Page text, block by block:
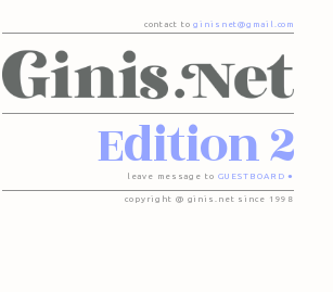
contact toginisnet@gmail.com
Edition 2
leave message to GUESTBOARD ●
copyright @ ginis.net since 1998